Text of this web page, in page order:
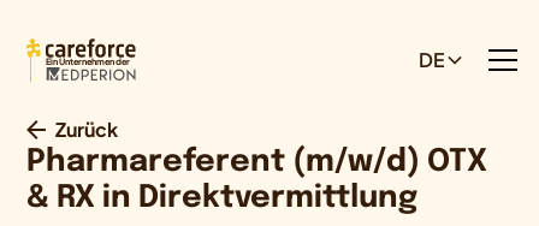
Ein Unternehmen der DE
Zurück
Pharmareferent (m/w/d) OTX
& RX in Direktvermittlung